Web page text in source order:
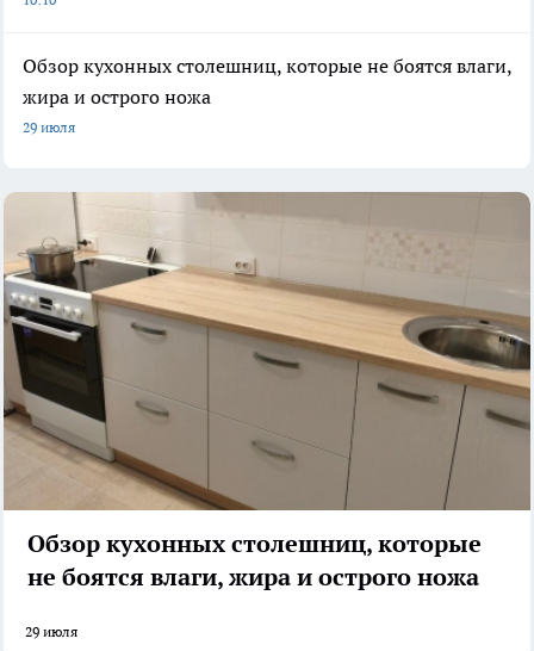
Обзор кухонных столешниц, которые не боятся влаги,
жира и острого ножа
29 июля
Обзор кухонных столешниц, которые
не боятся влаги, жира и острого ножа
29 июля